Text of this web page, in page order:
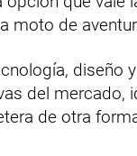
moto de
diseño
del mercado,
de otra